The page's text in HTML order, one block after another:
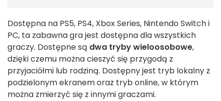
Dostępna na PS5, PS4, Xbox Series, Nintendo Switch i
PC, ta zabawna gra jest dostępna dla wszystkich
graczy. Dostępne są dwa trybywieloosobowe,
dzięki czemu można cieszyć się przygodą z
przyjaciółmi lub rodziną. Dostępny jest tryb lokalny z
podzielonym ekranem oraz tryb online, w którym
można zmierzyć się z innymi graczami.